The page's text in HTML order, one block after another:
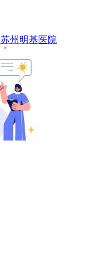
苏州明基医院